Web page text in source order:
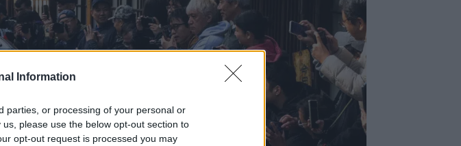
Information
parties, or processing of your personal or
please use the below opt-out section to
opt-out request is processed you may